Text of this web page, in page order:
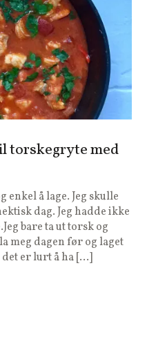
torskegryte med
å lage. Jeg skulle
dag. Jeg hadde ikke
bare ta ut torsk og
meg dagen før og laget
det er lurt å ha […]